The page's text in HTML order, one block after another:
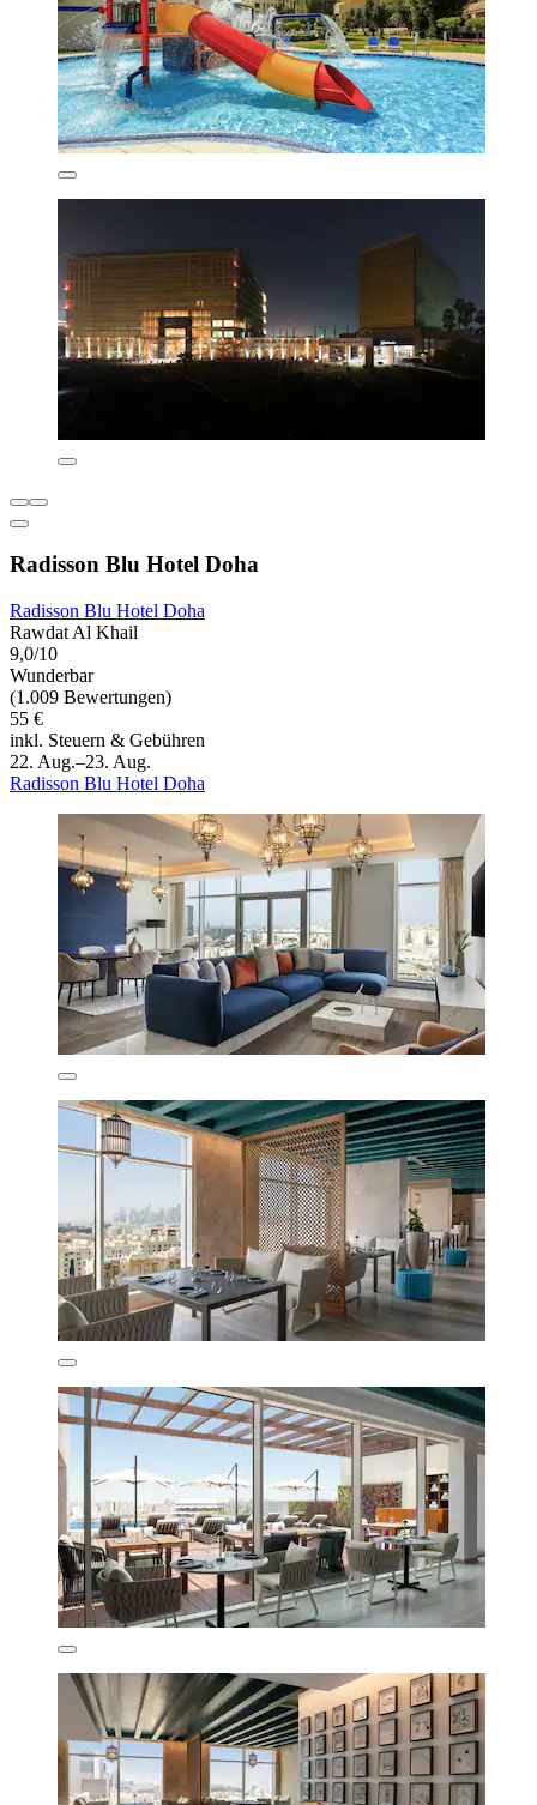
Radisson Blu Hotel Doha
Radisson Blu Hotel Doha
Rawdat Al Khail
9,0/10
Wunderbar
(1.009 Bewertungen)
55 €
inkl. Steuern & Gebühren
22. Aug.–23. Aug.
Radisson Blu Hotel Doha